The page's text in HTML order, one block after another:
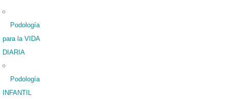
Podología
para la VIDA
DIARIA
Podología
INFANTIL